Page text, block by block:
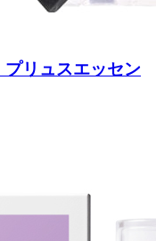
リュスエッセン